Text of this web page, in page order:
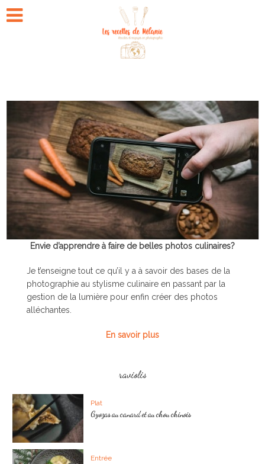
Envie d’apprendre à faire de belles photos culinaires?
Je t’enseigne tout ce qu’il y a à savoir des bases de la
photographie au stylisme culinaire en passant par la
gestion de la lumière pour enfin créer des photos
alléchantes.
En savoir plus
raviolis
Plat
Gyozas au canard et au chou chinois
Entrée